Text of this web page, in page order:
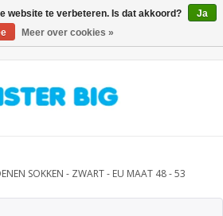
SOKKEN - ZWART - EU MAAT 48 - 53
website te verbeteren. Is dat akkoord?
Ja
Meer over cookies »